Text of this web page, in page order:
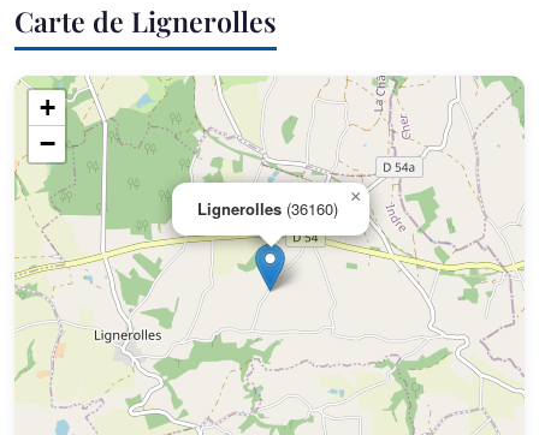
Carte de Lignerolles
Lignerolles (36160)
×
+
−